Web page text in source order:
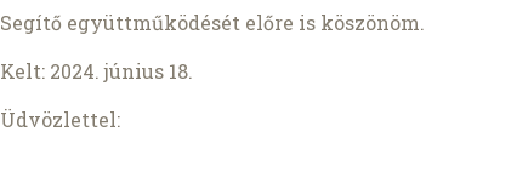
Segítő együttműködését előre is köszönöm.
Kelt: 2024. június 18.
Üdvözlettel: